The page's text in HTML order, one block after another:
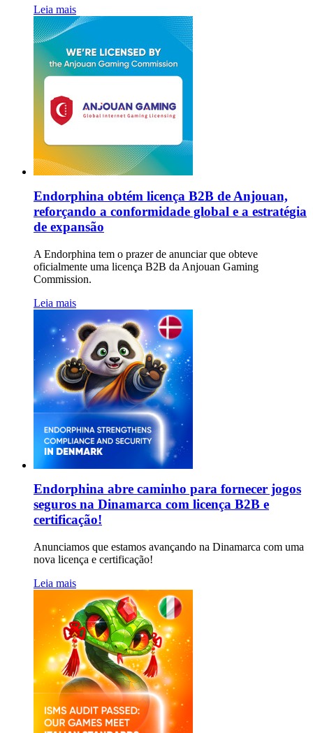
Leia mais
Endorphina obtém licença B2B de Anjouan,
reforçando a conformidade global e a estratégia
de expansão
A Endorphina tem o prazer de anunciar que obteve
oficialmente uma licença B2B da Anjouan Gaming
Commission.
Leia mais
Endorphina abre caminho para fornecer jogos
seguros na Dinamarca com licença B2B e
certificação!
Anunciamos que estamos avançando na Dinamarca com uma
nova licença e certificação!
Leia mais